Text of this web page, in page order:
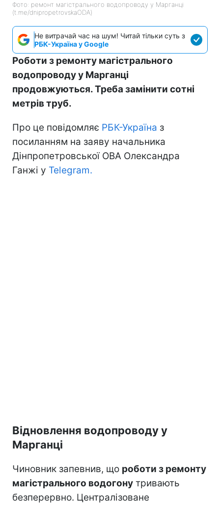
Фото: ремонт магістрального водопроводу у Марганці
(t.me/dnipropetrovskaODA)
Не витрачай час на шум! Читай тільки суть з
РБК-Україна у Google
Роботи з ремонту магістрального
водопроводу у Марганці
продовжуються. Треба замінити сотні
метрів труб.
Про це повідомляє РБК-Україна з
посиланням на заяву начальника
Дінпропетровської ОВА Олександра
Ганжі у Telegram.
Відновлення водопроводу у
Марганці
Чиновник запевнив, що роботи з ремонту
магістрального водогону тривають
безперервно. Централізоване